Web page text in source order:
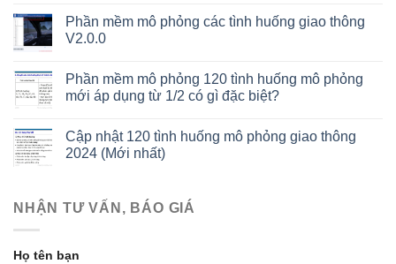
Phần mềm mô phỏng các tình huống giao thông
V2.0.0
Phần mềm mô phỏng 120 tình huống mô phỏng
mới áp dụng từ 1/2 có gì đặc biệt?
Cập nhật 120 tình huống mô phỏng giao thông
2024 (Mới nhất)
NHẬN TƯ VẤN, BÁO GIÁ
Họ tên bạn